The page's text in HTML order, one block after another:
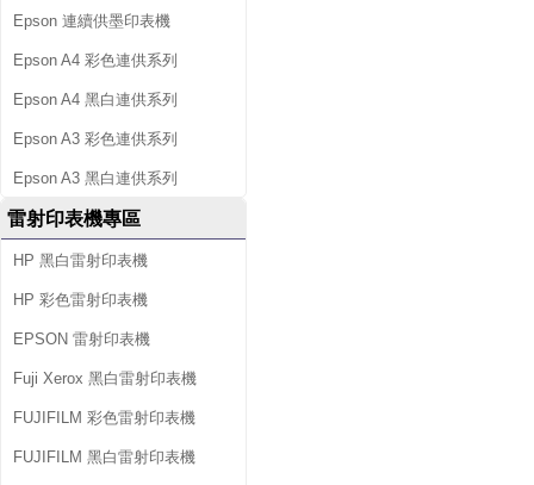
Epson 連續供墨印表機
Epson A4 彩色連供系列
Epson A4 黑白連供系列
Epson A3 彩色連供系列
Epson A3 黑白連供系列
雷射印表機專區
HP 黑白雷射印表機
HP 彩色雷射印表機
EPSON 雷射印表機
Fuji Xerox 黑白雷射印表機
FUJIFILM 彩色雷射印表機
FUJIFILM 黑白雷射印表機